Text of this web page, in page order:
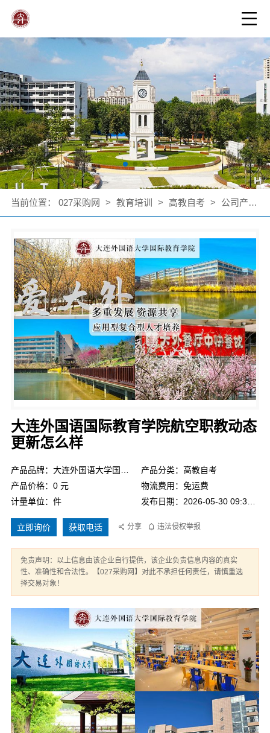
当前位置： 027采购网 > 教育培训 > 高教自考 > 公司产品
大连外国语国际教育学院航空职教动态
更新怎么样
产品分类：高教自考
产品价格：0 元
物流费用：免运费
计量单位：件
立即询价 获取电话 分享 违法侵权举报
免责声明：以上信息由该企业自行提供，该企业负责信息内容的真实
性、准确性和合法性。【027采购网】对此不承担任何责任，请慎重选
择交易对象！